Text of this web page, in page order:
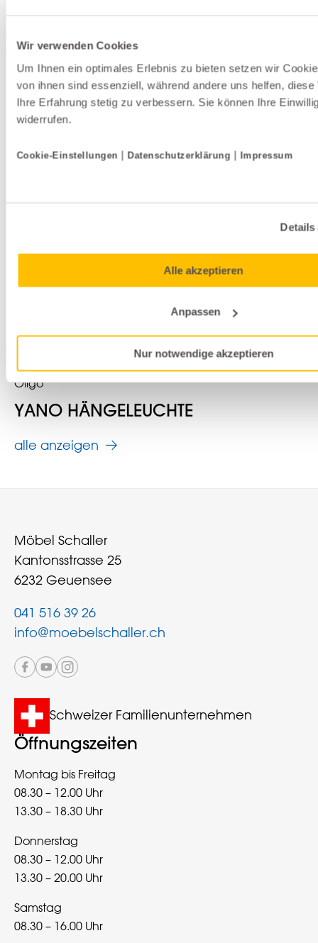
Wir verwenden Cookies
Um Ihnen ein optimales Erlebnis zu bieten setzen wir
von ihnen sind essenziell, während andere uns helfen, diese
Ihre Erfahrung stetig zu verbessern. Sie können Ihre
widerrufen.
Cookie-Einstellungen | Datenschutzerklärung | Impressum
Details
Alle akzeptieren
Anpassen
Nur notwendige akzeptieren
alle anzeigen
Leuchten
Oligo
YANO HÄNGELEUCHTE
Möbel Schaller
Kantonsstrasse 25
6232 Geuensee
041 516 39 26
info@moebelschaller.ch
Schweizer Familienunternehmen
Öffnungszeiten
Montag bis Freitag
08.30 – 12.00 Uhr
13.30 – 18.30 Uhr
Donnerstag
08.30 – 12.00 Uhr
13.30 – 20.00 Uhr
Samstag
08.30 – 16.00 Uhr